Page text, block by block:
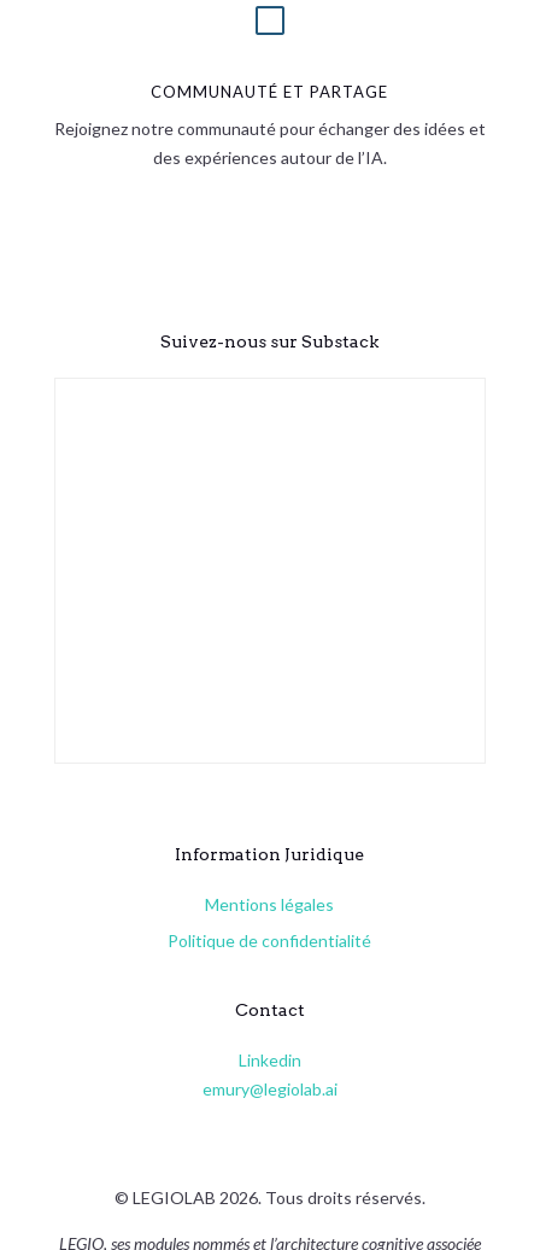
V
COMMUNAUTÉ ET PARTAGE
Rejoignez notre communauté pour échanger des idées et
des expériences autour de l’IA.
Suivez-nous sur Substack
Information Juridique
Mentions légales
Politique de confidentialité
Contact
Linkedin
emury@legiolab.ai
© LEGIOLAB 2026. Tous droits réservés.
LEGIO, ses modules nommés et l’architecture cognitive associée